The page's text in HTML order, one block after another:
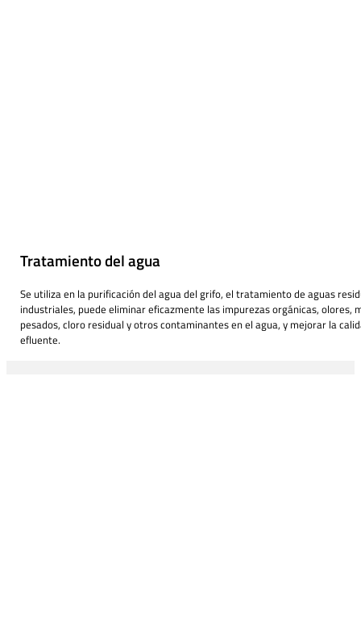
Tratamiento del agua
Se utiliza en la purificación del agua del grifo, el tratamiento de aguas
industriales, puede eliminar eficazmente las impurezas orgánicas, olores,
pesados, cloro residual y otros contaminantes en el agua, y mejorar la
efluente.